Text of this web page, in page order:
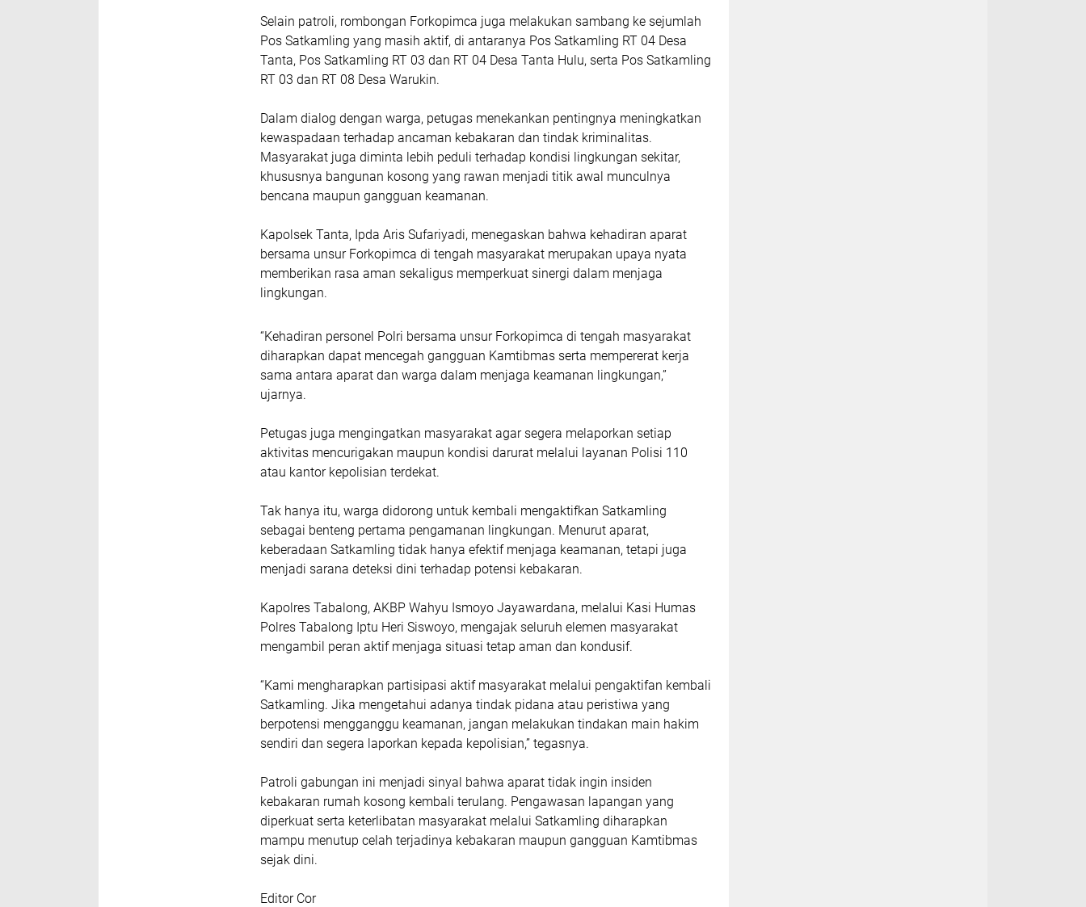
Selain patroli, rombongan Forkopimca juga melakukan sambang ke sejumlah
Pos Satkamling yang masih aktif, di antaranya Pos Satkamling RT 04 Desa
Tanta, Pos Satkamling RT 03 dan RT 04 Desa Tanta Hulu, serta Pos Satkamling
RT 03 dan RT 08 Desa Warukin.
Dalam dialog dengan warga, petugas menekankan pentingnya meningkatkan
kewaspadaan terhadap ancaman kebakaran dan tindak kriminalitas.
Masyarakat juga diminta lebih peduli terhadap kondisi lingkungan sekitar,
khususnya bangunan kosong yang rawan menjadi titik awal munculnya
bencana maupun gangguan keamanan.
Kapolsek Tanta, Ipda Aris Sufariyadi, menegaskan bahwa kehadiran aparat
bersama unsur Forkopimca di tengah masyarakat merupakan upaya nyata
memberikan rasa aman sekaligus memperkuat sinergi dalam menjaga
lingkungan.
“Kehadiran personel Polri bersama unsur Forkopimca di tengah masyarakat
diharapkan dapat mencegah gangguan Kamtibmas serta mempererat kerja
sama antara aparat dan warga dalam menjaga keamanan lingkungan,”
ujarnya.
Petugas juga mengingatkan masyarakat agar segera melaporkan setiap
aktivitas mencurigakan maupun kondisi darurat melalui layanan Polisi 110
atau kantor kepolisian terdekat.
Tak hanya itu, warga didorong untuk kembali mengaktifkan Satkamling
sebagai benteng pertama pengamanan lingkungan. Menurut aparat,
keberadaan Satkamling tidak hanya efektif menjaga keamanan, tetapi juga
menjadi sarana deteksi dini terhadap potensi kebakaran.
Kapolres Tabalong, AKBP Wahyu Ismoyo Jayawardana, melalui Kasi Humas
Polres Tabalong Iptu Heri Siswoyo, mengajak seluruh elemen masyarakat
mengambil peran aktif menjaga situasi tetap aman dan kondusif.
“Kami mengharapkan partisipasi aktif masyarakat melalui pengaktifan kembali
Satkamling. Jika mengetahui adanya tindak pidana atau peristiwa yang
berpotensi mengganggu keamanan, jangan melakukan tindakan main hakim
sendiri dan segera laporkan kepada kepolisian,” tegasnya.
Patroli gabungan ini menjadi sinyal bahwa aparat tidak ingin insiden
kebakaran rumah kosong kembali terulang. Pengawasan lapangan yang
diperkuat serta keterlibatan masyarakat melalui Satkamling diharapkan
mampu menutup celah terjadinya kebakaran maupun gangguan Kamtibmas
sejak dini.
Editor Cor